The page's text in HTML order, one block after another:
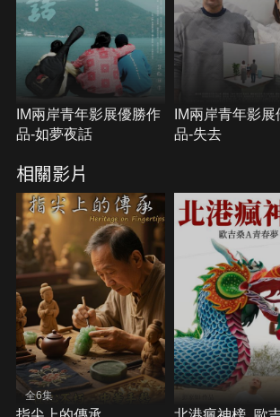
IM兩岸青年影展優勝作
品-如夢夜話
IM兩岸青年影
品-失去
相關影片
全6集